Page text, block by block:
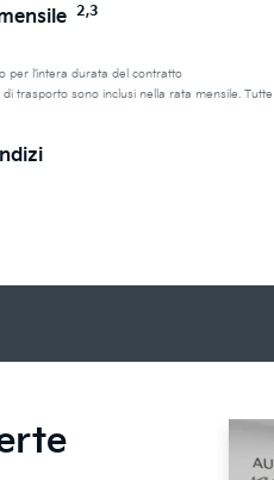
2,3
per l’intera durata del contratto
di trasporto sono inclusi nella rata mensile.